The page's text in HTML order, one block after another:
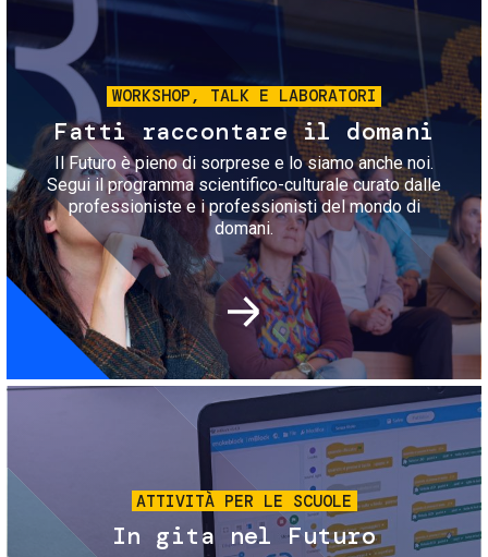
WORKSHOP, TALK E LABORATORI
Fatti raccontare il domani
Il Futuro è pieno di sorprese e lo siamo anche noi.
Segui il programma scientifico-culturale curato dalle
professioniste e i professionisti del mondo di
domani.
Immagine
ATTIVITÀ PER LE SCUOLE
In gita nel Futuro